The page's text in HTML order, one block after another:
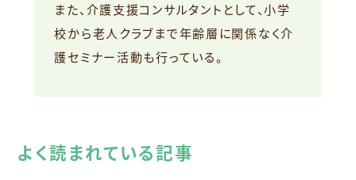
また、介護支援コンサルタントとして、小学
校から老人クラブまで年齢層に関係なく介
護セミナー活動も行っている。
よく読まれている記事